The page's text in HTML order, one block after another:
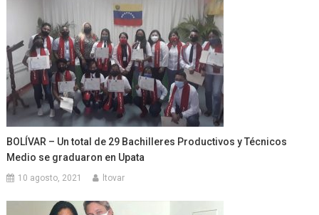
BOLÍVAR – Un total de 29 Bachilleres Productivos y Técnicos
Medio se graduaron en Upata
10 agosto, 2021 ltovar